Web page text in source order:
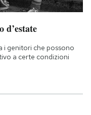
d’estate
i genitori che possono
a certe condizioni